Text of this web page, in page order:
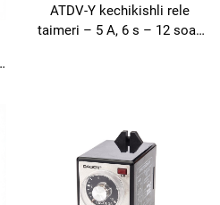
ATDV-Y kechikishli rele
taimeri – 5 A, 6 s – 12 soat,